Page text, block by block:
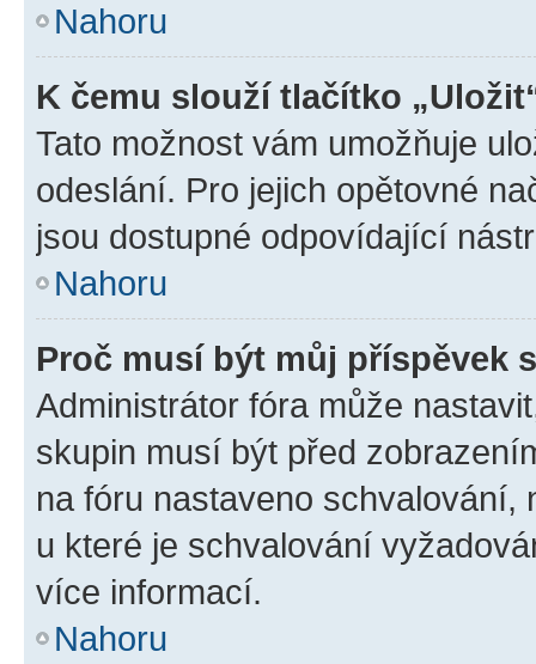
Nahoru
K čemu slouží tlačítko
Tato možnost vám umožňuje
odeslání. Pro jejich opětovné
jsou dostupné odpovídající
Nahoru
Proč musí být můj příspěvek
Administrátor fóra může
skupin musí být před
na fóru nastaveno schvalování,
u které je schvalování
více informací.
Nahoru